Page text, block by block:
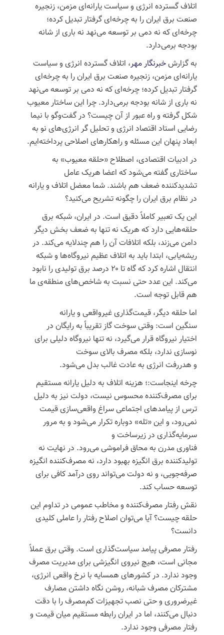
اتلاف گسترده انرژی و سیاست یارانه‌ای مزمن، زنجیره
صنعت برق ایران را به چرخه‌ای گرفتار تبدیل کرده؛
چرخه‌ای که نه دمی بر توسعه می‌نهد نه باری از شانه
بودجه برمی‌دارد.
به گزارشخبرنگار مهر، اتلاف گسترده انرژی و سیاست
یارانه‌ای مزمن، زنجیره صنعت برق ایران را به چرخه‌ای
گرفتار تبدیل کرده؛ چرخه‌ای که نه دمی بر توسعه می‌نهد
نه باری از شانه بودجه برمی‌دارد. چرا این ساختار معیوب
شکل گرفته و راه عبور از آن چیست؟ در گفت‌وگو با نیما
رضایی استاد اقتصاد انرژی و تحلیلگر انرژی‌های نو به
ابعاد پنهان این مسئله و راهکارهای اصلاحیپرداخته‌ایم.
در ادبیات اقتصادی، اصطلاح «حلقه معیوب» به
ساختاری گفته می‌شود که اعضا هریک عامل
تشدیدکننده ضعف هم باشند. شما معضل اتلاف و یارانه
در نظام برق ایران را چگونه تشریح می‌کنید؟
این یک تعبیر کاملاً دقیق است. در ایران، شبکه برق
حلقه‌هایی دارد که هریک نه تنها به ضعف بخش دیگر
دامن می‌زند، بلکه اتلافاتآن را هم چندلایه می‌کند. در
ریشه‌یابی، ابتدا باید به اتلاف عظیم نیروگاه‌ها و شبکه
انتقال
اشاره کرد که گاه تا ۲۰ درصد برق تولیدی را نابود
می‌کند. این عدد حتی نسبت به شاخص‌های منطقه‌ی ما
هم قابل توجه است.
اما حلقه دیگر، قیمت‌گذاری غیرواقعی و یارانه
سنگین است: وقتی سوختگازتقریباً به رایگان در
اختیار نیروگاه قرار می‌گیرد، نه تنها نیروگاه دلیلی برای
نوسازی ندارد، بلکه مصرف بالای سوخت
و هدررفت انرژی به عادت غالب بدل می‌شود.
چرخه اینجاست:؛ هزینه اتلاف به دلیل یارانه مستقیم
برای مصرف‌کننده محسوس نیست، دولت نیز به دلیل
ترس از پیامدهای اجتماعی سراغ واقعی‌سازی قیمت
نمی‌رود، و این «تله» دوباره تکرار می‌شود و به مرور
سرمایه‌گذاری در زیرساخت و
فناوریمدرن بهمحاقفراموشی می‌رود. در نهایت نه
تولیدکننده برق انگیزه بهبود دارد، نه مصرف‌کننده انگیزه
صرفه‌جویی، و نه دولت می‌تواند روی درآمد کافی برای
توسعه حساب کند.
نقش رفتار مصرف‌کننده و مخاطب عمومی درتداوم این
حلقه چیست؟ آیا می‌توان اصلاح رفتار را عاملی کلیدی
دانست؟
رفتارمصرفیپیامد سیاست‌گذاری است. وقتی برق عملاً
مجانی است، هیچ نیروی انگیزشی برای مدیریتمصرف
وجود ندارد. در کشورهای همسایه با نرخ واقعی انرژی،
مشترکان مصرف شبانه، روشن نگاه داشتن مصارف
غیرضروری و حتی نصب تجهیزات کم‌مصرف را با دقت
دنبال می‌کنند، اما در ایران رابطه مستقیم میان قیمت و
رفتار مصرفی وجود ندارد.